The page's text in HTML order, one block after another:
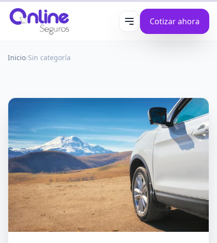
Abrir menúCotizar ahora
Inicio/Sin categoría